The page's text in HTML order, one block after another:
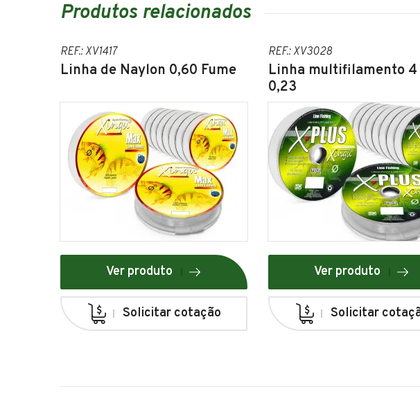
Produtos relacionados
REF.: XV1417
Linha de Naylon 0,60 Fume
Ver produto
Solicitar cotação
REF.: XV3028
Linha multifilamento 4
0,23
Ver produto
Solicitar